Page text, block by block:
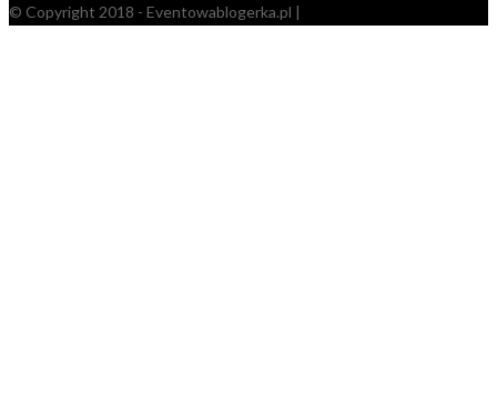
© Copyright 2018 - Eventowablogerka.pl |